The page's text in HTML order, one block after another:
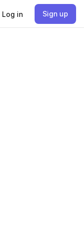
Log in Sign up